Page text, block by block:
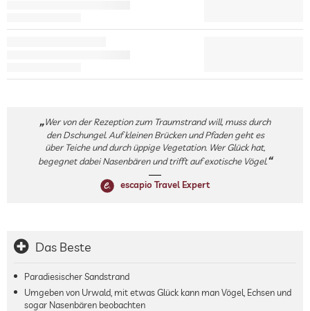
Wer von der Rezeption zum Traumstrand will, muss durch
den Dschungel. Auf kleinen Brücken und Pfaden geht es
über Teiche und durch üppige Vegetation. Wer Glück hat,
begegnet dabei Nasenbären und trifft auf exotische Vögel.
escapio Travel Expert
Das Beste
Paradiesischer Sandstrand
Umgeben von Urwald, mit etwas Glück kann man Vögel, Echsen und
sogar Nasenbären beobachten